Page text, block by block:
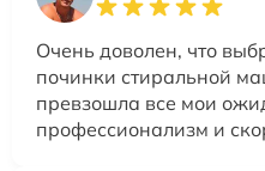
Очень доволен, что
починки стиральной
превзошла все мои
профессионализм и